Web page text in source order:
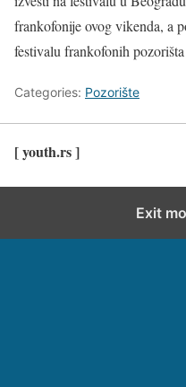
frankofonije ovog vikenda, a
festivalu frankofonih
Categories: Pozorište
[ youth.rs ]
Exit